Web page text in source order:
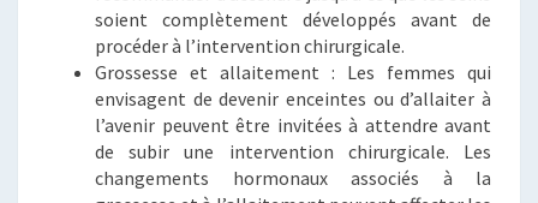
soient complètement développés avant de
procéder à l’intervention chirurgicale.
Grossesse et allaitement : Les femmes qui
envisagent de devenir enceintes ou d’allaiter à
l’avenir peuvent être invitées à attendre avant
de subir une intervention chirurgicale. Les
changements hormonaux associés à la